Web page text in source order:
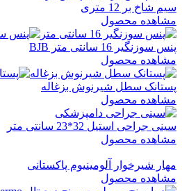
سیم شاخ بر 12 متری
مشاهده محصول
پنس سوزنگیر 16 سانتی متر BJB
مشاهده محصول
پستانک سطل شیرنوش بزغاله
مشاهده محصول
سینی جراحی استیل 32*23 سانتی متر
مشاهده محصول
مهار شیرخوار آلومینیوم پاکستانی
مشاهده محصول